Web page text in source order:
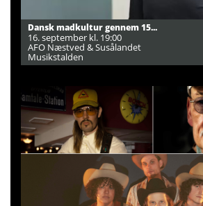
Dansk madkultur gennem 15...
16. september kl. 19:00
AFO Næstved & Susålandet
Musikstalden